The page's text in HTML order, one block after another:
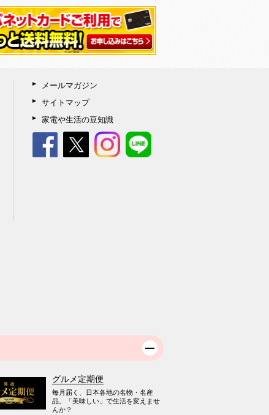
メールマガジン
サイトマップ
家電や生活の豆知識
グルメ定期便
毎月届く、日本各地の名物・名産
品。「美味しい」で生活を変えませ
んか？